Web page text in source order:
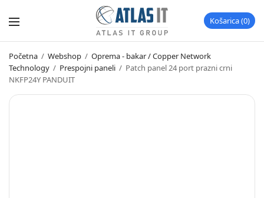
Košarica 0
Početna / Webshop / Oprema - bakar / Copper Network
Technology / Prespojni paneli / Patch panel 24 port prazni crni
NKFP24Y PANDUIT